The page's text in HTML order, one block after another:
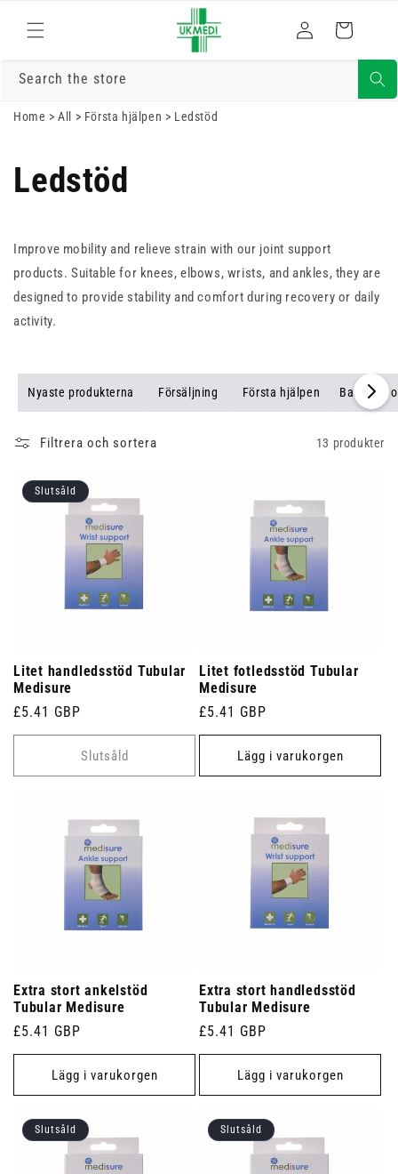
innehåll
in
Varukorg
Search the store
Home >All > Första hjälpen > Ledstöd
Ledstöd
Improve mobility and relieve strain with our joint support
products. Suitable for knees, elbows, wrists, and ankles, they are
designed to provide stability and comfort during recovery or daily
activity.
Nyaste produkterna Försäljning Första hjälpen Bandage
Filtrera och sortera 13 produkter
Slutsåld
Litet handledsstöd Tubular
Medisure
Ordinarie
pris
£5.41 GBP
Slutsåld
Litet fotledsstöd Tubular
Medisure
Ordinarie
pris
£5.41 GBP
Lägg i varukorgen
Extra stort ankelstöd
Tubular Medisure
Ordinarie
pris
£5.41 GBP
Lägg i varukorgen
Extra stort handledsstöd
Tubular Medisure
Ordinarie
pris
£5.41 GBP
Lägg i varukorgen
Slutsåld Slutsåld